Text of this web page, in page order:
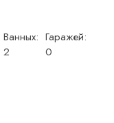
Ванных:
2
Гаражей:
0